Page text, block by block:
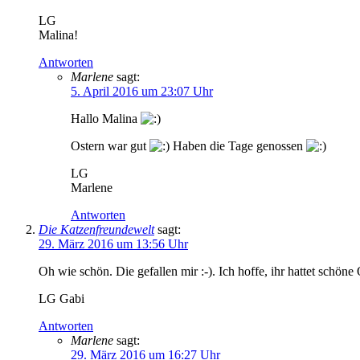
LG
Malina!
Antworten
Marlene sagt:
5. April 2016 um 23:07 Uhr
Hallo Malina
Ostern war gut
Haben die Tage genossen
LG
Marlene
Antworten
Die Katzenfreundewelt sagt:
29. März 2016 um 13:56 Uhr
Oh wie schön. Die gefallen mir :-). Ich hoffe, ihr hattet schöne
LG Gabi
Antworten
Marlene sagt:
29. März 2016 um 16:27 Uhr